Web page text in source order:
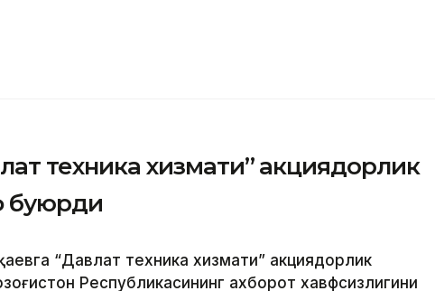
техника хизмати” акциядорлик
буюрди
“Давлат техника хизмати” акциядорлик
Республикасининг ахборот хавфсизлигини